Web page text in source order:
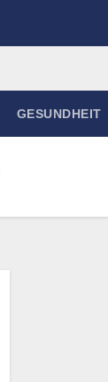
GESUNDHEIT